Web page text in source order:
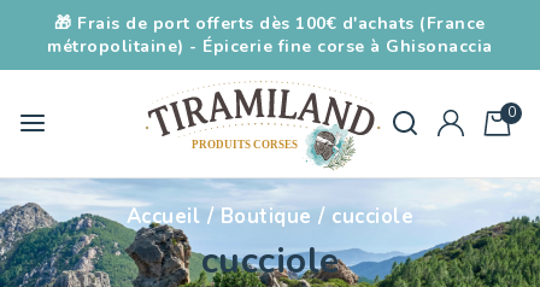
🎁 Frais de port offerts dès 100€ d'achats (France
métropolitaine) - Épicerie fine corse à Ghisonaccia
0
Accueil / Boutique / cucciole
cucciole